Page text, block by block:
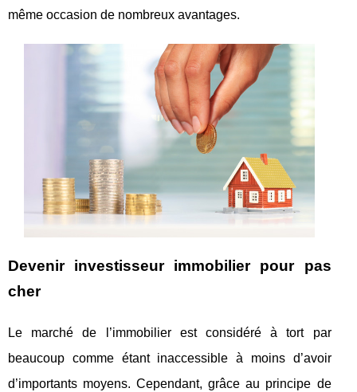
même occasion de nombreux avantages.
Devenir investisseur immobilier pour pas
cher
Le marché de l’immobilier est considéré à tort par
beaucoup comme étant inaccessible à moins d’avoir
d’importants moyens. Cependant, grâce au principe de